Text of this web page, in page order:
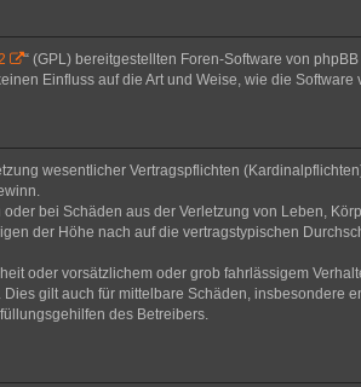
“ (GPL) bereitgestellten Foren-Software von
Einfluss auf die Art und Weise, wie die
wesentlicher Vertragspflichten
bei Schäden aus der Verletzung von Leben,
der Höhe nach auf die vertragstypischen
oder vorsätzlichem oder grob fahrlässigem
gilt auch für mittelbare Schäden, insbesondere
des Betreibers.